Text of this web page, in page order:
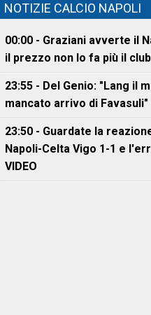
NOTIZIE CALCIO NAPOLI
00:00 - Graziani avverte il
il prezzo non lo fa più il
23:55 - Del Genio: "Lang il
mancato arrivo di Favasuli"
23:50 - Guardate la
Napoli-Celta Vigo 1-1 e
VIDEO